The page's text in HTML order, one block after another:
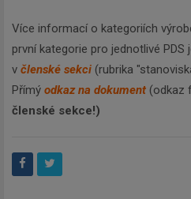
Více informací o kategoriích
první kategorie pro jednotlivé PDS
v členské sekci (rubrika
Přímý odkaz na dokument (odkaz
členské sekce!)